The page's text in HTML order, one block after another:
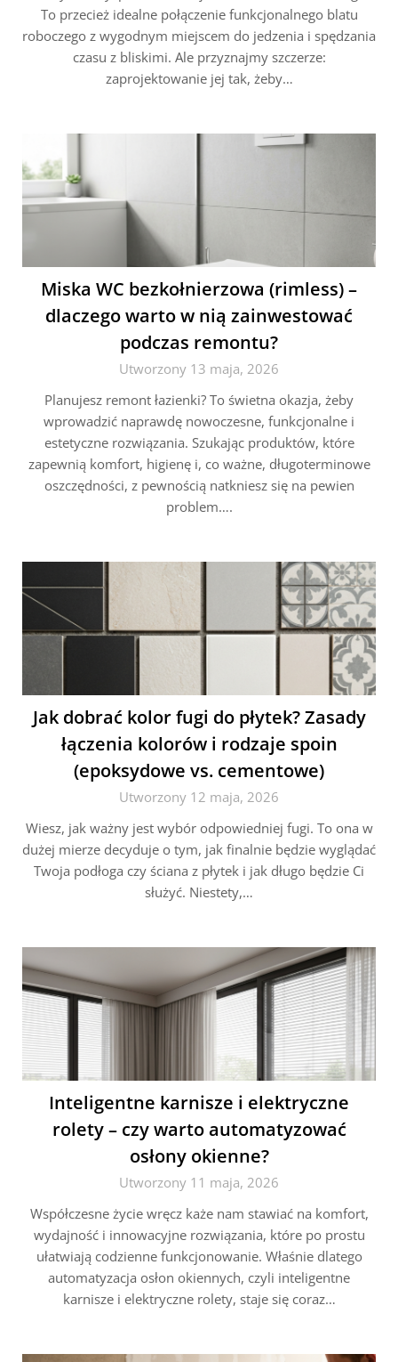
To przecież idealne połączenie funkcjonalnego blatu
roboczego z wygodnym miejscem do jedzenia i spędzania
czasu z bliskimi. Ale przyznajmy szczerze:
zaprojektowanie jej tak, żeby…
Miska WC bezkołnierzowa (rimless) –
dlaczego warto w nią zainwestować
podczas remontu?
Utworzony 13 maja, 2026
Planujesz remont łazienki? To świetna okazja, żeby
wprowadzić naprawdę nowoczesne, funkcjonalne i
estetyczne rozwiązania. Szukając produktów, które
zapewnią komfort, higienę i, co ważne, długoterminowe
oszczędności, z pewnością natkniesz się na pewien
problem….
Jak dobrać kolor fugi do płytek? Zasady
łączenia kolorów i rodzaje spoin
(epoksydowe vs. cementowe)
Utworzony 12 maja, 2026
Wiesz, jak ważny jest wybór odpowiedniej fugi. To ona w
dużej mierze decyduje o tym, jak finalnie będzie wyglądać
Twoja podłoga czy ściana z płytek i jak długo będzie Ci
służyć. Niestety,…
Inteligentne karnisze i elektryczne
rolety – czy warto automatyzować
osłony okienne?
Utworzony 11 maja, 2026
Współczesne życie wręcz każe nam stawiać na komfort,
wydajność i innowacyjne rozwiązania, które po prostu
ułatwiają codzienne funkcjonowanie. Właśnie dlatego
automatyzacja osłon okiennych, czyli inteligentne
karnisze i elektryczne rolety, staje się coraz…